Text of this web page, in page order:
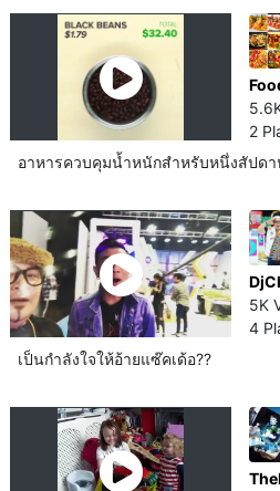
2
อาหารควบคุมน้ำหนักสำหรับหนึ่งสัปดา
5K
4
เป็นกำลังใจให้อ้ายแซ๊คเด้อ??